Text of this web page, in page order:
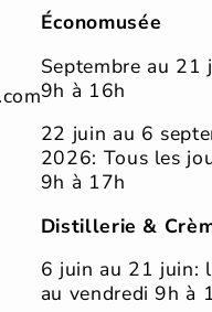
Économusée
Septembre au 21
9h à 16h
22 juin au 6
2026: Tous les
9h à 17h
Distillerie &
6 juin au 21 juin:
au vendredi 9h à